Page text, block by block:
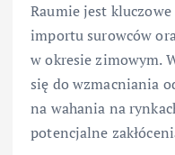
Raumie jest
importu surowców
w okresie zimowym.
się do wzmacniania
na wahania na
potencjalne